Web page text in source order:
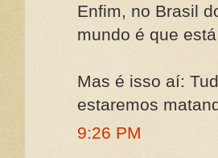
Enfim, no Brasil
mundo é que
Mas é isso aí:
estaremos
9:26 PM